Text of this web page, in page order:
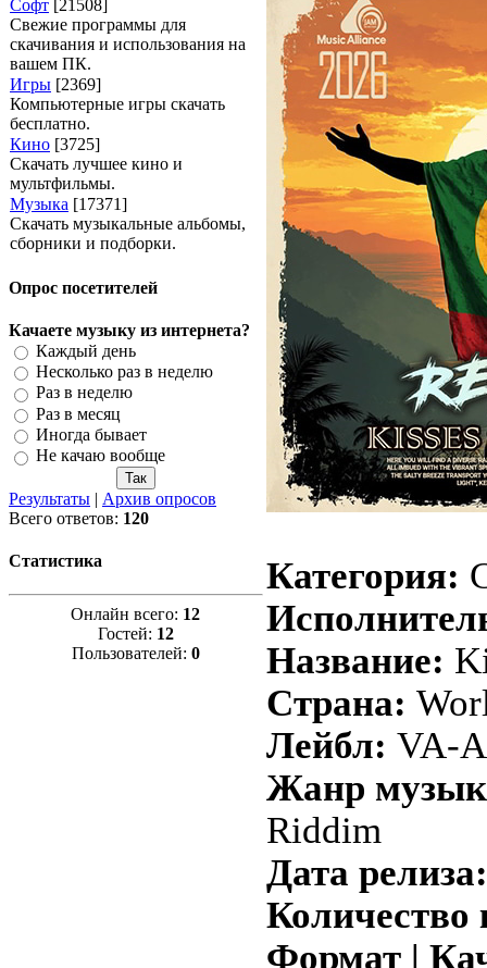
Софт [21508]
Свежие программы для
скачивания и использования на
вашем ПК.
Игры [2369]
Компьютерные игры скачать
бесплатно.
Кино [3725]
Скачать лучшее кино и
мультфильмы.
Музыка [17371]
Скачать музыкальные альбомы,
сборники и подборки.
Опрос посетителей
Качаете музыку из интернета?
Каждый день
Несколько раз в неделю
Раз в неделю
Раз в месяц
Иногда бывает
Не качаю вообще
Результаты | Архив опросов
Всего ответов: 120
Статистика
Онлайн всего: 12
Гостей: 12
Пользователей: 0
Категория:
Название:
Страна:
Лейбл: VA-
Жанр
Riddim
Дата релиза:
Количество
Формат |